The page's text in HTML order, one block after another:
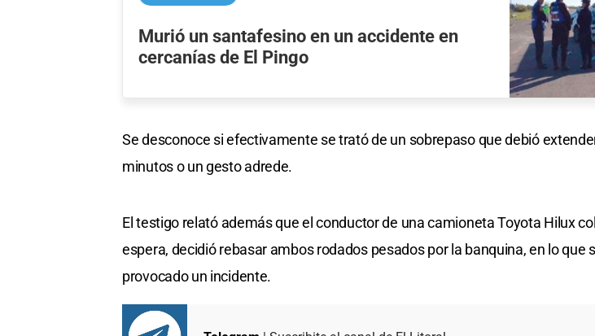
Murió un santafesino en un accidente en
cercanías de El Pingo
Se desconoce si efectivamente se trató de un sobrepaso que debió
minutos o un gesto adrede.
El testigo relató además que el conductor de una camioneta Toyota Hilux
espera, decidió rebasar ambos rodados pesados por la banquina, en lo que
provocado un incidente.